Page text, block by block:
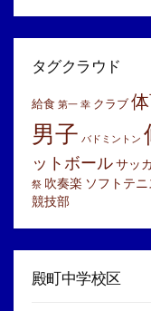
イ
タグクラウド
給食 第一 幸 クラブ
男子 バドミントン
ットボールサッ
祭 吹奏楽 ソフトテニ
競技部
殿町中学校区